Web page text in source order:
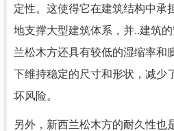
定性。这使得它在建筑结构中承
地支撑大型建筑体系，并..建筑
兰松木方还具有较低的湿缩率和
下维持稳定的尺寸和形状，减少
坏风险。
另外，新西兰松木方的耐久性也